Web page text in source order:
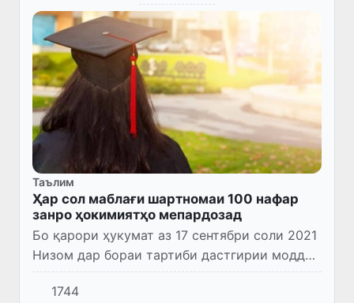
Таълим
Ҳар сол маблағи шартномаи 100 нафар
занро ҳокимиятҳо мепардозад
Бо қарори ҳукумат аз 17 сентябри соли 2021
Низом дар бораи тартиби дастгирии моддии
соҳиби маълумоти олӣ гардидани духтарони
ниёзманд, ки волидайн ё яке аз онҳоро аз
1744